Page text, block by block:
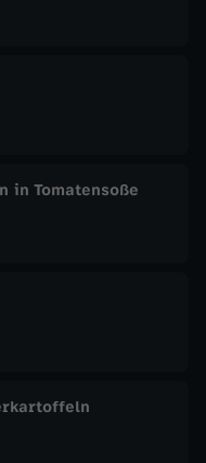
in Tomatensoße